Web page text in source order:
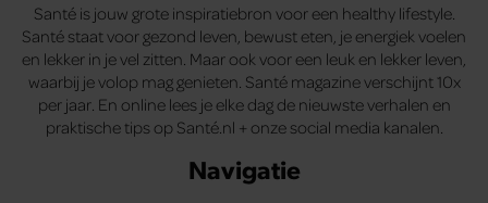
Santé is jouw grote inspiratiebron voor een healthy lifestyle.
Santé staat voor gezond leven, bewust eten, je energiek voelen
en lekker in je vel zitten. Maar ook voor een leuk en lekker leven,
waarbij je volop mag genieten. Santé magazine verschijnt 10x
per jaar. En online lees je elke dag de nieuwste verhalen en
praktische tips op Santé.nl + onze social media kanalen.
Navigatie